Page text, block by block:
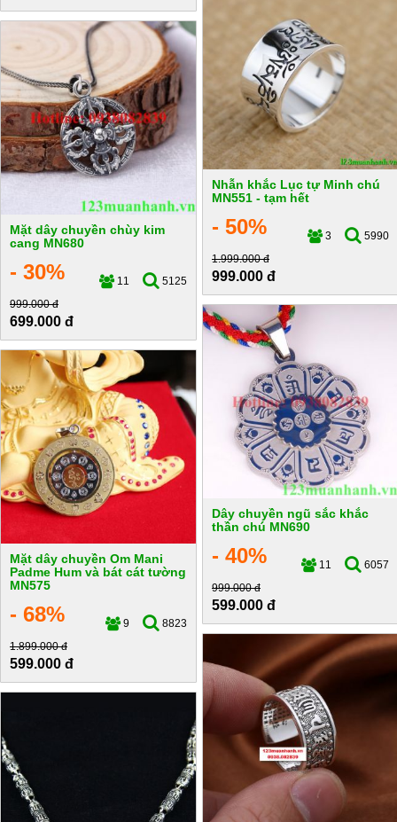
Nhẫn khắc Lục tự Minh chú
MN551 - tạm hết
- 50% 3
5990
1.999.000 đ
999.000 đ
Mặt dây chuyền chùy kim
cang MN680
- 30% 11
5125
999.000 đ
699.000 đ
Dây chuyền ngũ sắc khắc
thần chú MN690
- 40% 11
6057
999.000 đ
599.000 đ
Mặt dây chuyền Om Mani
Padme Hum và bát cát tường
MN575
- 68% 9
8823
1.899.000 đ
599.000 đ